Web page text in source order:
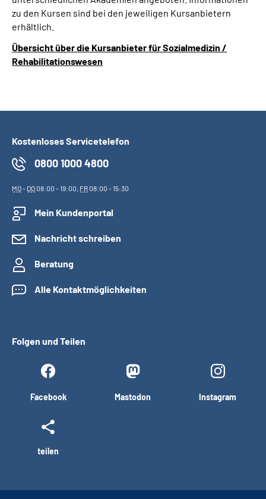
zu den Kursen sind bei den jeweiligen Kursanbietern
erhältlich.
Übersicht über die Kursanbieter für Sozialmedizin /
Rehabilitationswesen
Kostenloses Servicetelefon
0800 1000 4800
MO- DO08:00 - 19:00, FR08:00 - 15:30
Mein Kundenportal
Nachricht schreiben
Beratung
Alle Kontaktmöglichkeiten
Folgen und Teilen
Facebook Mastodon Instagram
teilen